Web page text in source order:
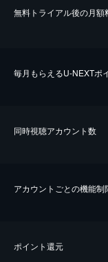
無料トライアル後の⽉額
毎⽉もらえるU-NEXTポ
同時視聴アカウント数
アカウントごとの機能制
ポイント還元